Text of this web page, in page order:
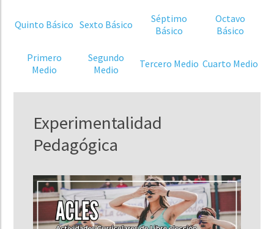
Quinto Básico Sexto Básico
Séptimo
Básico
Octavo
Básico
Primero
Medio
Segundo
Medio
Tercero Medio Cuarto Medio
Experimentalidad
Pedagógica